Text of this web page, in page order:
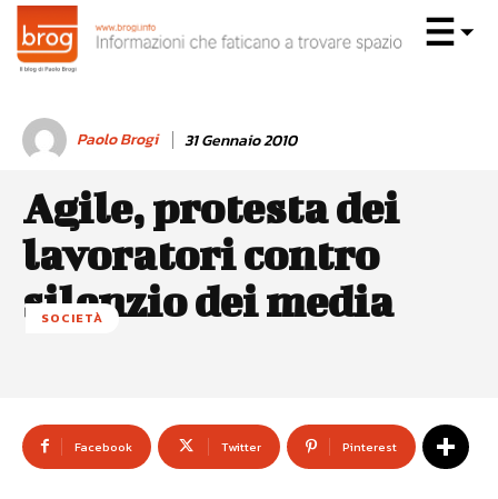
Paolo Brogi 31 Gennaio 2010
Agile, protesta dei
lavoratori contro
silenzio dei media
SOCIETÀ
Facebook Twitter Pinterest